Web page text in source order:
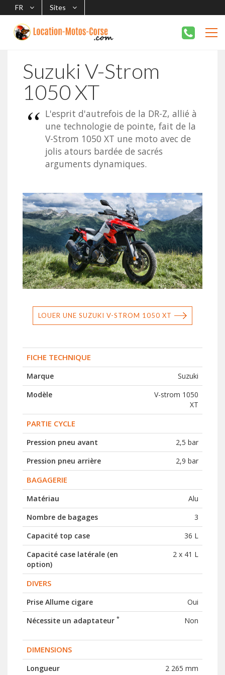
FR Sites
Suzuki V-Strom
1050 XT
L'esprit d'autrefois de la DR-Z, allié à
une technologie de pointe, fait de la
V-Strom 1050 XT une moto avec de
jolis atours bardée de sacrés
arguments dynamiques.
LOUER UNE SUZUKI V-STROM 1050 XT
FICHE TECHNIQUE
Marque
Suzuki
Modèle
V-strom 1050
XT
PARTIE CYCLE
Pression pneu avant
2,5 bar
Pression pneu arrière
2,9 bar
BAGAGERIE
Matériau
Alu
Nombre de bagages
3
Capacité top case
36 L
Capacité case latérale (en
option)
2 x 41 L
DIVERS
Prise Allume cigare
Oui
Nécessite un adaptateur * Non
DIMENSIONS
Longueur
2 265 mm